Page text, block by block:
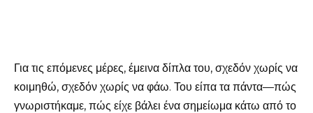
Για τις επόμενες μέρες, έμεινα δίπλα του, σχεδόν χωρίς να
κοιμηθώ, σχεδόν χωρίς να φάω. Του είπα τα πάντα—πώς
γνωριστήκαμε, πώς είχε βάλει ένα σημείωμα κάτω από το